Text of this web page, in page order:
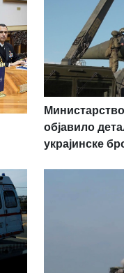
објавило
украјинске